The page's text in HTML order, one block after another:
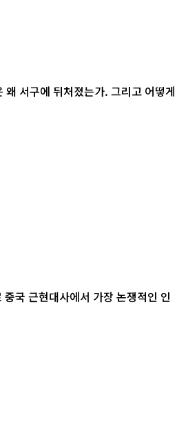
국 근현대사에서 가장 논쟁적인 인